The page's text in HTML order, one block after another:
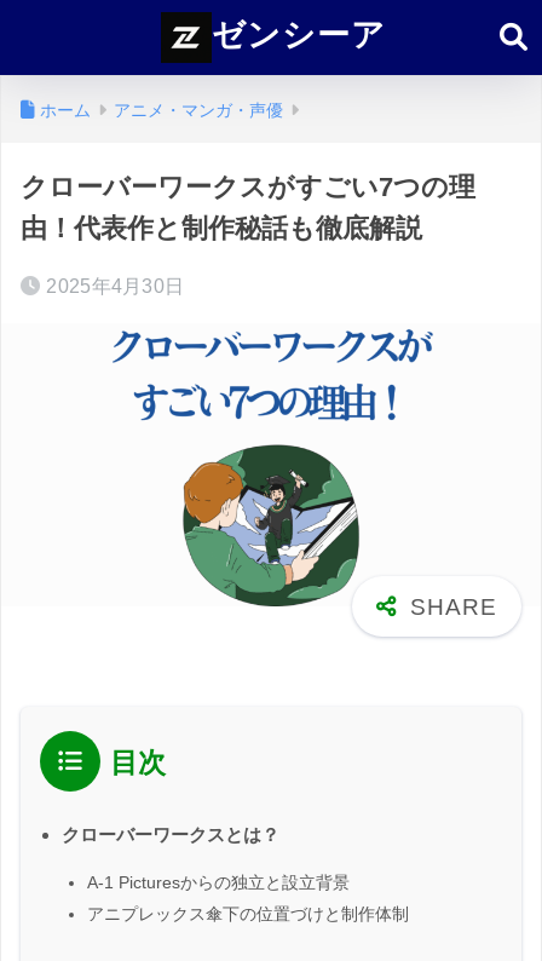
ゼンシーア
ホーム アニメ・マンガ・声優
クローバーワークスがすごい7つの理
由！代表作と制作秘話も徹底解説
2025年4月30日
目次
クローバーワークスとは？
A-1 Picturesからの独立と設立背景
アニプレックス傘下の位置づけと制作体制